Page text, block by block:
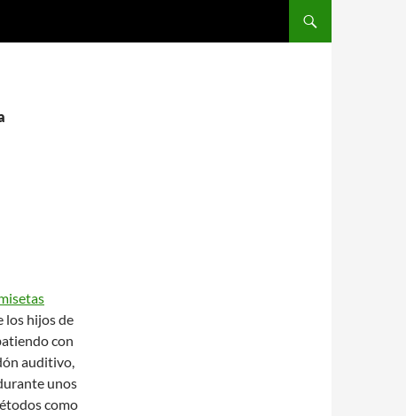
los hijos de
con
auditivo,
unos
como